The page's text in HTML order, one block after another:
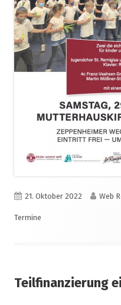
Veröffentlicht
am
21. Oktober 2022 Autor
Web
Termine
Teilfinanzierung